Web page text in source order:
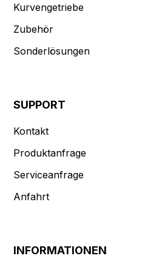
Kurvengetriebe
Zubehör
Sonderlösungen
SUPPORT
Kontakt
Produktanfrage
Serviceanfrage
Anfahrt
INFORMATIONEN